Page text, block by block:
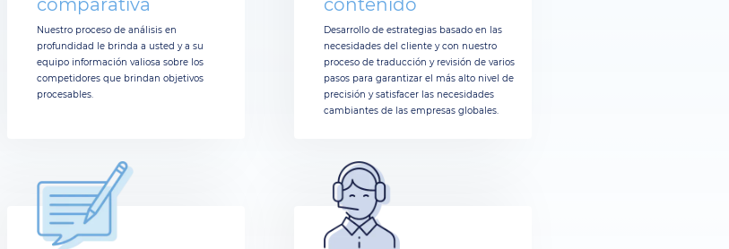
comparativa
Nuestro proceso de análisis en
profundidad le brinda a usted y a su
equipo información valiosa sobre los
competidores que brindan objetivos
procesables.
contenido
Desarrollo de estrategias basado en las
necesidades del cliente y con nuestro
proceso de traducción y revisión de varios
pasos para garantizar el más alto nivel de
precisión y satisfacer las necesidades
cambiantes de las empresas globales.